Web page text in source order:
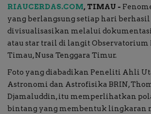
RIAUCERDAS.COM, TIMAU -
yang berlangsung setiap hari berhasil
divisualisasikan melalui
atau star trail di langit Observatorium
Timau, Nusa Tenggara Timur.
Foto yang diabadikan Peneliti Ahli
Astronomi dan Astrofisika BRIN,
Djamaluddin, itu memperlihatkan
bintang yang membentuk lingkaran